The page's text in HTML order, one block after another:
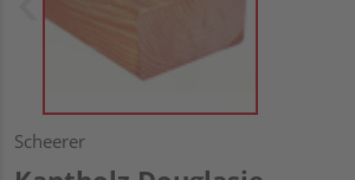
Scheerer